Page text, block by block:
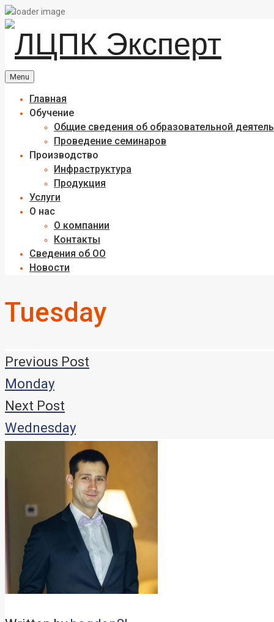
Skip
content
Menu
Главная
Обучение
Общие сведения об образовательной
Проведение семинаров
Производство
Инфраструктура
Продукция
Услуги
О нас
О компании
Контакты
Сведения об ОО
Новости
Tuesday
Навигация
по
записям
Previous Post
Monday
Next Post
Wednesday